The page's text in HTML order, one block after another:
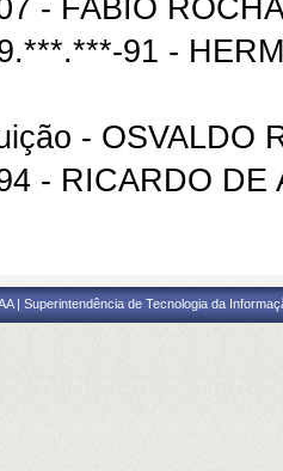
- FABIO
91 -
- OSVALDO
- RICARDO DE
| Superintendência de Tecnologia da